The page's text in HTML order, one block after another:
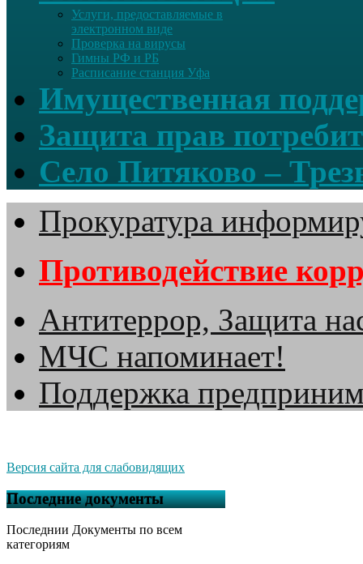
Услуги, предоставляемые в
электронном виде
Проверка на вирусы
Гимны РФ и РБ
Расписание станция Уфа
Имущественная
Защита прав
Село Питяково –
Прокуратура
Противодействие
Антитеррор, Защита
МЧС напоминает!
Поддержка
Версия сайта для слабовидящих
Последние документы
Последнии Документы по всем
категориям